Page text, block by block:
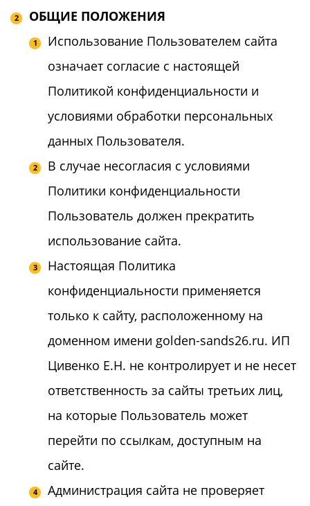
ОБЩИЕ ПОЛОЖЕНИЯ
Использование Пользователем сайта
означает согласие с настоящей
Политикой конфиденциальности и
условиями обработки персональных
данных Пользователя.
В случае несогласия с условиями
Политики конфиденциальности
Пользователь должен прекратить
использование сайта.
Настоящая Политика
конфиденциальности применяется
только к сайту, расположенному на
доменном имени golden-sands26.ru. ИП
Цивенко Е.Н. не контролирует и не несет
ответственность за сайты третьих лиц,
на которые Пользователь может
перейти по ссылкам, доступным на
сайте.
Администрация сайта не проверяет